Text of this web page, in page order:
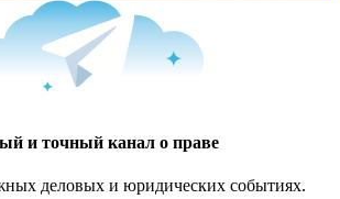
и точный канал о праве
деловых и юридических событиях.